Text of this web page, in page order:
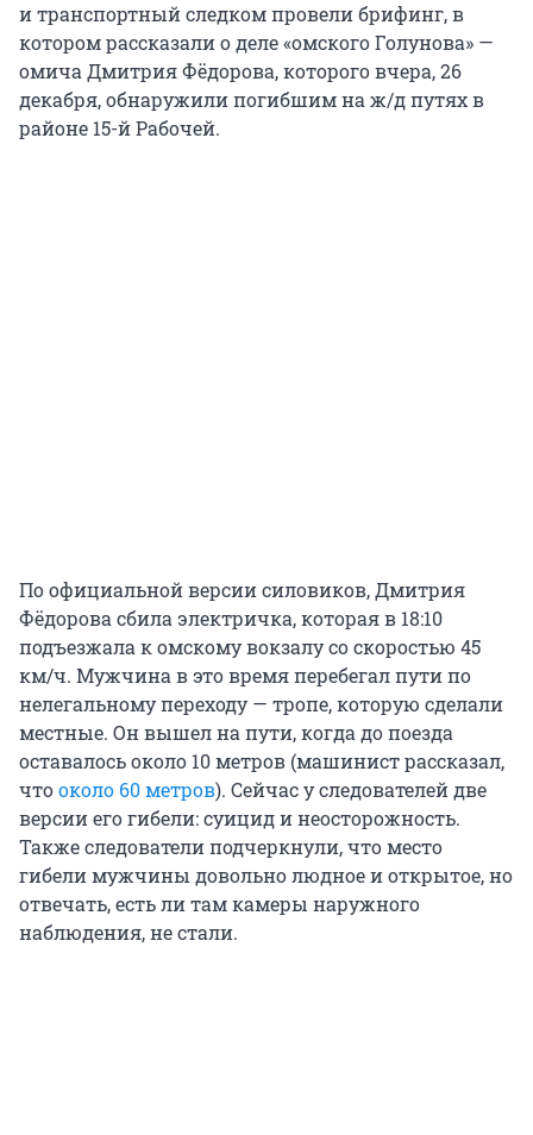
и транспортный следком провели брифинг, в
котором рассказали о деле «омского Голунова» —
омича Дмитрия Фёдорова, которого вчера, 26
декабря, обнаружили погибшим на ж/д путях в
районе 15-й Рабочей.
По официальной версии силовиков, Дмитрия
Фёдорова сбила электричка, которая в 18:10
подъезжала к омскому вокзалу со скоростью 45
км/ч. Мужчина в это время перебегал пути по
нелегальному переходу — тропе, которую сделали
местные. Он вышел на пути, когда до поезда
оставалось около 10 метров (машинист рассказал,
чтооколо 60 метров). Сейчас у следователей две
версии его гибели: суицид и неосторожность.
Также следователи подчеркнули, что место
гибели мужчины довольно людное и открытое, но
отвечать, есть ли там камеры наружного
наблюдения, не стали.